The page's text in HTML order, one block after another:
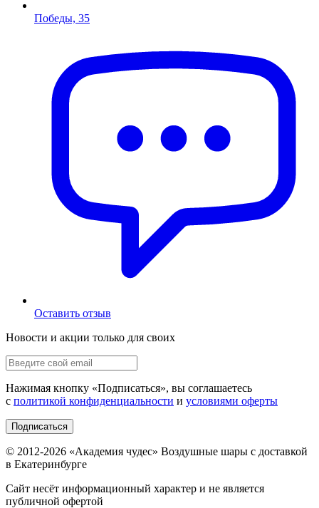
Победы, 35
Оставить отзыв
Новости и акции только для своих
Нажимая кнопку «Подписаться», вы соглашаетесь
с политикой конфиденциальности и условиями оферты
Подписаться
© 2012-2026 «Академия чудес» Воздушные шары с доставкой
в Екатеринбурге
Сайт несёт информационный характер и не является
публичной офертой